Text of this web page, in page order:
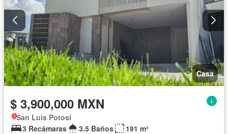
Casa
$ 3,900,000 MXN
San Luis Potosí
3 Recámaras
3.5 Baños
191 m²